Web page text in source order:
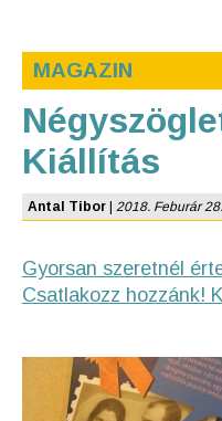
MAGAZIN
Kiállítás
Antal Tibor 2018. Feburár
Gyorsan szeretnél
Csatlakozz hozzánk!